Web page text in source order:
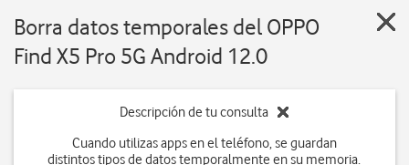
Borra datos temporales del OPPO
Find X5 Pro 5G Android 12.0
Descripción de tu consulta
Cuando utilizas apps en el teléfono, se guardan
distintos tipos de datos temporalmente en su memoria.